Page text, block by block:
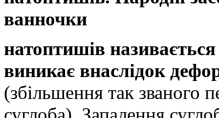
ванночки
натоптишів
виникає внаслідок
(збільшення так званого